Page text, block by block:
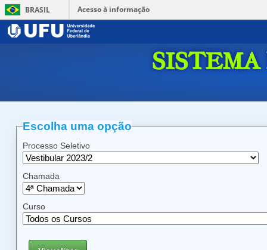
BRASIL Acesso à informação
Escolha uma opção
Processo Seletivo
Chamada
Curso